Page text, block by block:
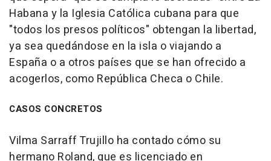
Habana y la Iglesia Católica cubana para que
"todos los presos políticos" obtengan la libertad,
ya sea quedándose en la isla o viajando a
España o a otros países que se han ofrecido a
acogerlos, como República Checa o Chile.
CASOS CONCRETOS
Vilma Sarraff Trujillo ha contado cómo su
hermano Roland, que es licenciado en